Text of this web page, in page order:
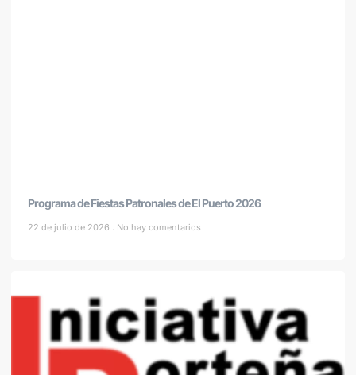
Programa de Fiestas Patronales de El Puerto 2026
22 de julio de 2026 No hay comentarios